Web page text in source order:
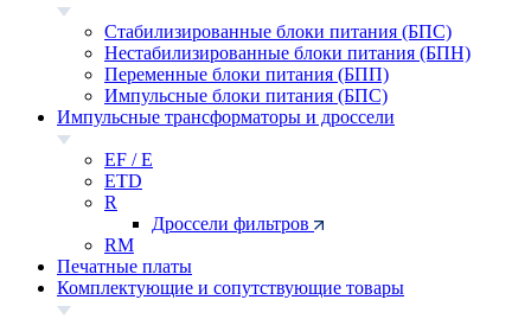
Стабилизированные блоки питания (БПС)
Нестабилизированные блоки питания (БПН)
Переменные блоки питания (БПП)
Импульсные блоки питания (БПС)
Импульсные трансформаторы и дроссели
EF / E
ETD
R
Дроссели фильтров
RM
Печатные платы
Комплектующие и сопутствующие товары